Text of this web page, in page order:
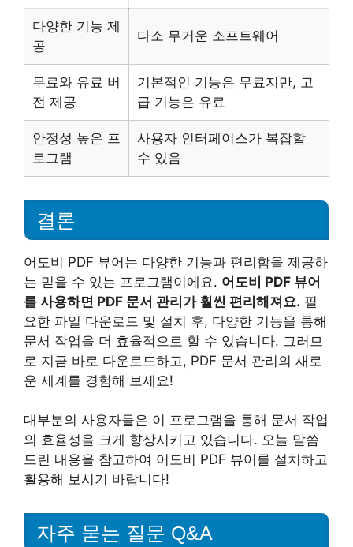
다양한 기능 제
공
다소 무거운 소프트웨어
무료와 유료 버
전 제공
기본적인 기능은 무료지만, 고
급 기능은 유료
안정성 높은 프
로그램
사용자 인터페이스가 복잡할
수 있음
결론
어도비 PDF 뷰어는 다양한 기능과 편리함을 제공하
는 믿을 수 있는 프로그램이에요. 어도비 PDF 뷰어
를 사용하면 PDF 문서 관리가 훨씬 편리해져요. 필
요한 파일 다운로드 및 설치 후, 다양한 기능을 통해
문서 작업을 더 효율적으로 할 수 있습니다. 그러므
로 지금 바로 다운로드하고, PDF 문서 관리의 새로
운 세계를 경험해 보세요!
대부분의 사용자들은 이 프로그램을 통해 문서 작업
의 효율성을 크게 향상시키고 있습니다. 오늘 말씀
드린 내용을 참고하여 어도비 PDF 뷰어를 설치하고
활용해 보시기 바랍니다!
자주 묻는 질문 Q&A